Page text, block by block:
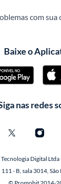
com sua
Baixe o
nas redes
Digital
111 - B, sala 3014,